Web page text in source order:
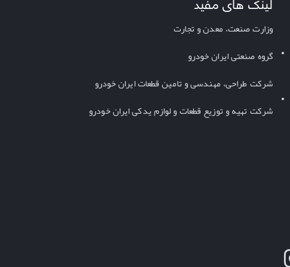
وزارت صنعت، معدن و تجارت
گروه صنعتی ایران خودرو
شرکت طراحی، مهندسی و تامین قطعات ایران خودرو
شرکت تهیه و توزیع قطعات و لوازم یدکی ایران خودرو